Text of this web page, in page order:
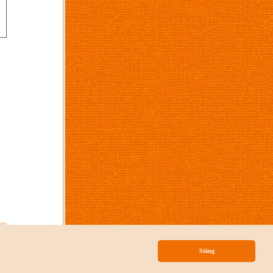
Stäng